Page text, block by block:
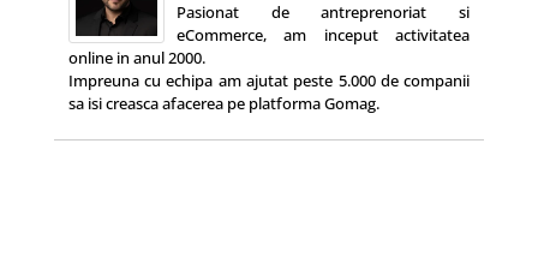
Pasionat de antreprenoriat si
eCommerce, am inceput activitatea
online in anul 2000.
Impreuna cu echipa am ajutat peste 5.000 de companii
sa isi creasca afacerea pe platforma Gomag.